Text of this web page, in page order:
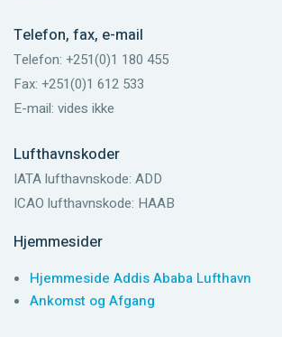
Telefon, fax, e-mail
Telefon: +251(0)1 180 455
Fax: +251(0)1 612 533
E-mail: vides ikke
Lufthavnskoder
IATA lufthavnskode: ADD
ICAO lufthavnskode: HAAB
Hjemmesider
Hjemmeside Addis Ababa Lufthavn
Ankomst og Afgang